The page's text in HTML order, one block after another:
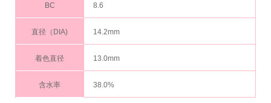
BC 8.6
直径（DIA) 14.2mm
着色直径 13.0mm
含水率 38.0%